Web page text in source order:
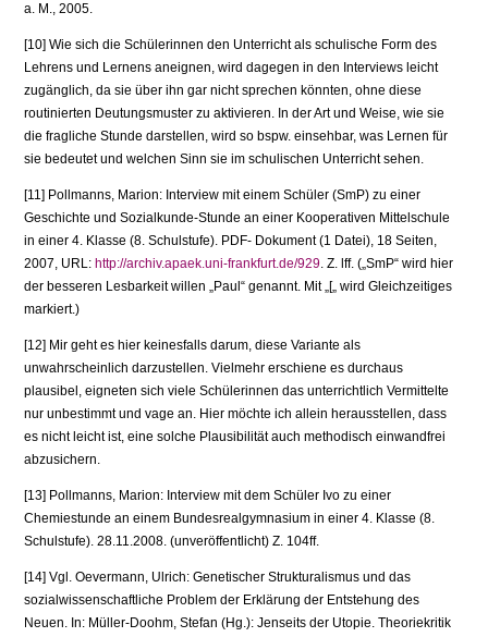
a. M., 2005.
[10] Wie sich die Schülerinnen den Unterricht als schulische Form des
Lehrens und Lernens an­eignen, wird dagegen in den Interviews leicht
zugänglich, da sie über ihn gar nicht sprechen könnten, ohne diese
routinierten Deutungsmuster zu aktivieren. In der Art und Weise, wie sie
die fragliche Stunde darstellen, wird so bspw. einsehbar, was Lernen für
sie bedeutet und welchen Sinn sie im schulischen Unterricht sehen.
[11] Pollmanns, Marion: Interview mit einem Schüler (SmP) zu einer
Geschichte und Sozial­kunde-Stunde an einer Kooperativen Mittelschule
in einer 4. Klasse (8. Schulstufe). PDF- Dokument (1 Datei), 18 Seiten,
2007, URL: http://archiv.apaek.uni-frankfurt.de/929. Z. lff. („SmP“ wird hier
der besseren Lesbarkeit willen „Paul“ genannt. Mit „[„ wird Gleichzeiti­ges
markiert.)
[12] Mir geht es hier keinesfalls darum, diese Variante als
unwahrscheinlich darzustellen. Viel­mehr erschiene es durchaus
plausibel, eigneten sich viele Schülerinnen das unterrichtlich Vermittelte
nur unbestimmt und vage an. Hier möchte ich allein herausstellen, dass
es nicht leicht ist, eine solche Plausibilität auch methodisch einwandfrei
abzusichern.
[13] Pollmanns, Marion: Interview mit dem Schüler Ivo zu einer
Chemiestunde an einem Bun­desrealgymnasium in einer 4. Klasse (8.
Schulstufe). 28.11.2008. (unveröffentlicht) Z. 104ff.
[14] Vgl. Oevermann, Ulrich: Genetischer Strukturalismus und das
sozialwissenschaftliche Pro­blem der Erklärung der Entstehung des
Neuen. In: Müller-Doohm, Stefan (Hg.): Jenseits der Utopie. Theoriekritik